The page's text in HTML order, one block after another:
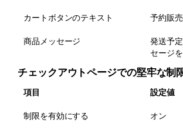
カートボタンのテキスト 予約販売
商品メッセージ
発送予
セージ
チェックアウトページでの堅牢な制
項目 設定値
制限を有効にする オン